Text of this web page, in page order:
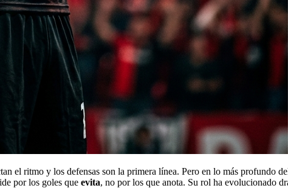
el ritmo y los defensas son la primera línea. Pero en lo más profundo
por los goles que evita, no por los que anota. Su rol ha evolucionado